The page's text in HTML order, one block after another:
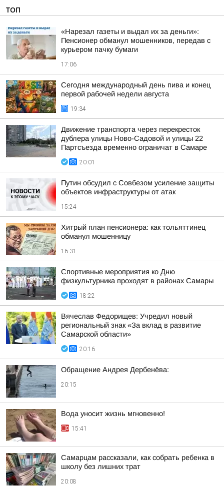
ТОП
«Нарезал газеты и выдал их за деньги»:
Пенсионер обманул мошенников, передав с
курьером пачку бумаги
17:06
Сегодня международный день пива и конец
первой рабочей недели августа
19:34
Движение транспорта через перекресток
дублера улицы Ново-Садовой и улицы 22
Партсъезда временно ограничат в Самаре
20:01
Путин обсудил с Совбезом усиление защиты
объектов инфраструктуры от атак
15:24
Хитрый план пенсионера: как тольяттинец
обманул мошенницу
16:31
Спортивные мероприятия ко Дню
физкультурника проходят в районах Самары
18:22
Вячеслав Федорищев: Учредил новый
региональный знак «За вклад в развитие
Самарской области»
20:16
Обращение Андрея Дербенёва:
20:15
Вода уносит жизнь мгновенно!
15:41
Самарцам рассказали, как собрать ребенка в
школу без лишних трат
20:08